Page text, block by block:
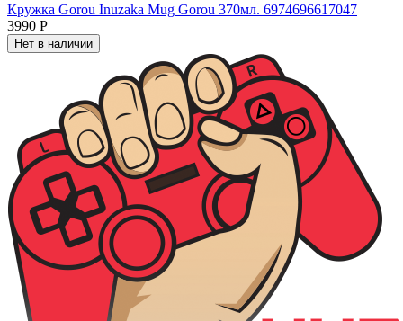
Кружка Gorou Inuzaka Mug Gorou 370мл. 6974696617047
3990 Р
Нет в наличии